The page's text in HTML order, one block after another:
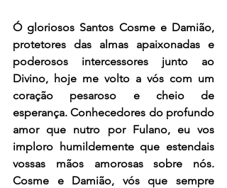
Ó gloriosos Santos Cosme e Damião,
protetores das almas apaixonadas e
poderosos intercessores junto ao
Divino, hoje me volto a vós com um
coração pesaroso e cheio de
esperança. Conhecedores do profundo
amor que nutro por Fulano, eu vos
imploro humildemente que estendais
vossas mãos amorosas sobre nós.
Cosme e Damião, vós que sempre